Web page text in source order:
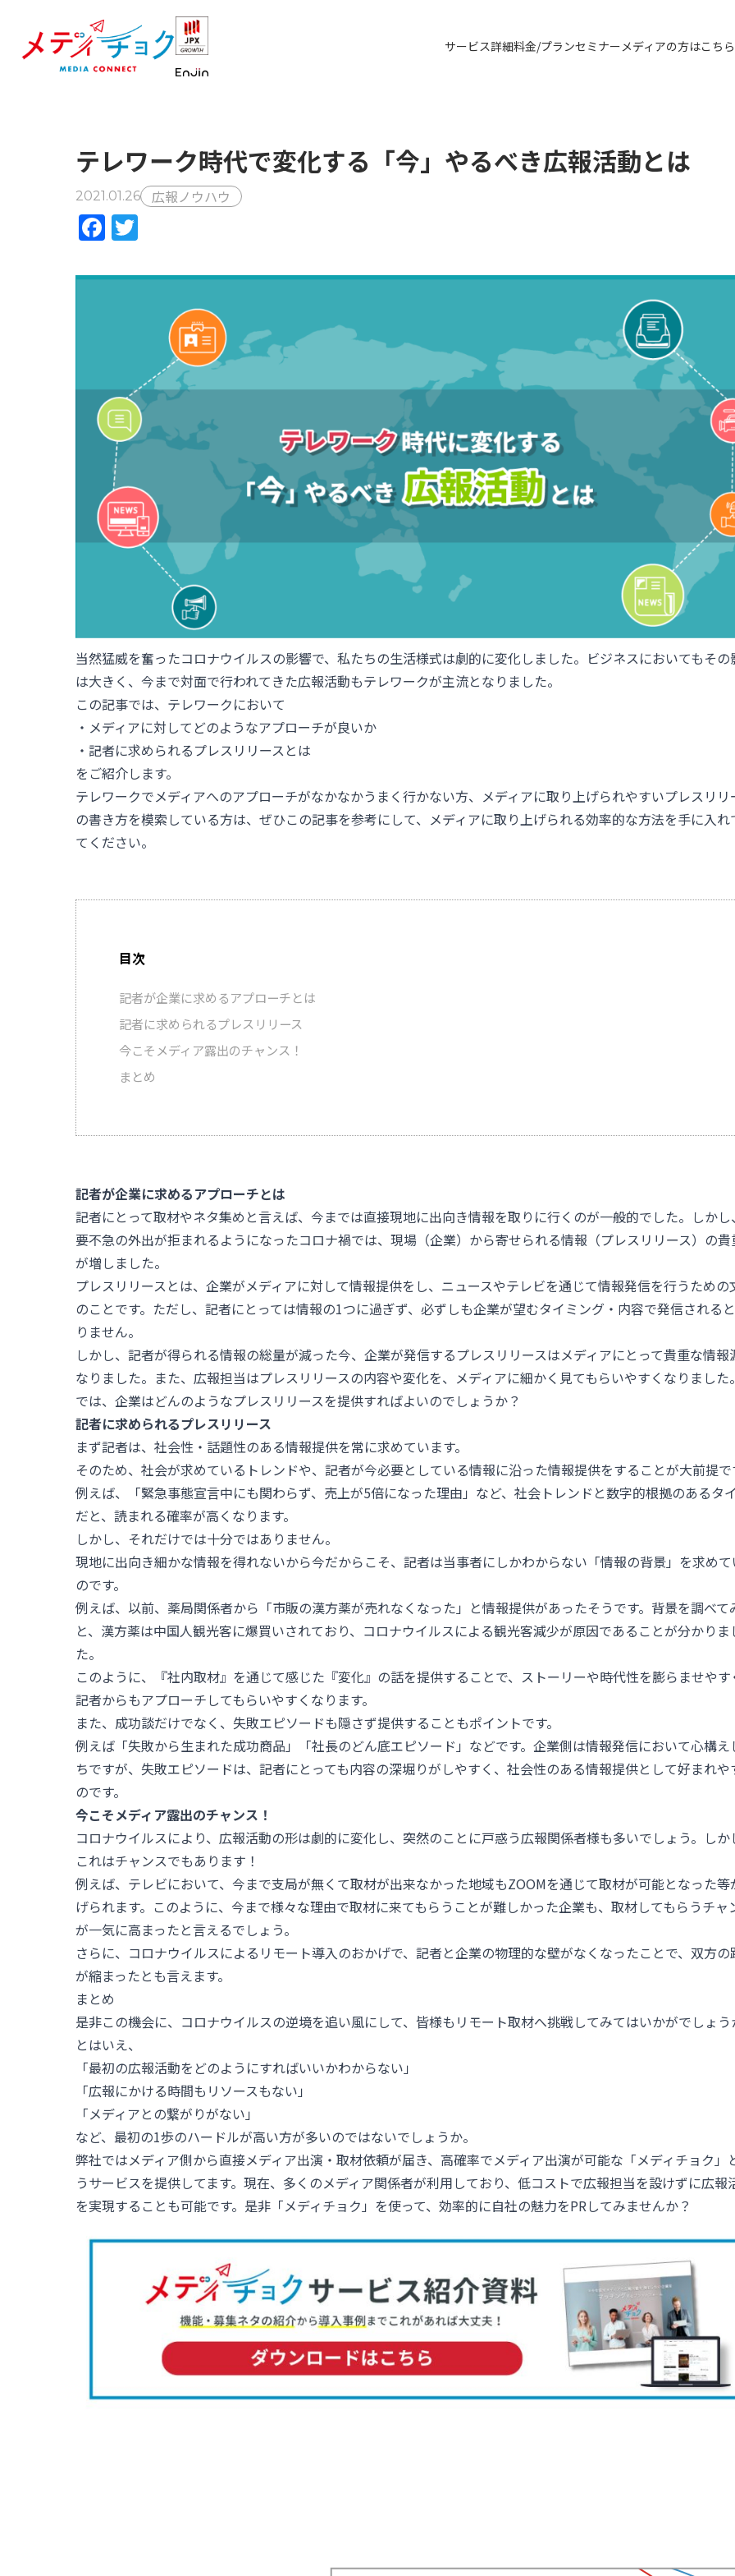
サービス詳細料金/プランセミナーメディアの方はこちら
テレワーク時代で変化する「今」やるべき広報活動とは
2021.01.26 広報ノウハウ
Facebook
当然猛威を奮ったコロナウイルスの影響で、私たちの生活様式は劇的に変化しました。ビジネスにおいてもその
は大きく、今まで対面で行われてきた広報活動もテレワークが主流となりました。
この記事では、テレワークにおいて
・メディアに対してどのようなアプローチが良いか
・記者に求められるプレスリリースとは
をご紹介します。
テレワークでメディアへのアプローチがなかなかうまく行かない方、メディアに取り上げられやすいプレスリリ
の書き方を模索している方は、ぜひこの記事を参考にして、メディアに取り上げられる効率的な方法を手に入れ
てください。
目次
記者が企業に求めるアプローチとは
記者に求められるプレスリリース
今こそメディア露出のチャンス！
まとめ
記者が企業に求めるアプローチとは
記者にとって取材やネタ集めと言えば、今までは直接現地に出向き情報を取りに行くのが一般的でした。しかし
要不急の外出が拒まれるようになったコロナ禍では、現場（企業）から寄せられる情報（プレスリリース）の貴
が増しました。
プレスリリースとは、企業がメディアに対して情報提供をし、ニュースやテレビを通じて情報発信を行うための
のことです。ただし、記者にとっては情報の1つに過ぎず、必ずしも企業が望むタイミング・内容で発信される
りません。
しかし、記者が得られる情報の総量が減った今、企業が発信するプレスリリースはメディアにとって貴重な情報
なりました。また、広報担当はプレスリリースの内容や変化を、メディアに細かく見てもらいやすくなりました。
では、企業はどんのようなプレスリリースを提供すればよいのでしょうか？
記者に求められるプレスリリース
まず記者は、社会性・話題性のある情報提供を常に求めています。
そのため、社会が求めているトレンドや、記者が今必要としている情報に沿った情報提供をすることが大前提で
例えば、「緊急事態宣言中にも関わらず、売上が5倍になった理由」など、社会トレンドと数字的根拠のあるタ
だと、読まれる確率が高くなります。
しかし、それだけでは十分ではありません。
現地に出向き細かな情報を得れないから今だからこそ、記者は当事者にしかわからない「情報の背景」を求めて
のです。
例えば、以前、薬局関係者から「市販の漢方薬が売れなくなった」と情報提供があったそうです。背景を調べて
と、漢方薬は中国人観光客に爆買いされており、コロナウイルスによる観光客減少が原因であることが分かりま
た。
このように、『社内取材』を通じて感じた『変化』の話を提供することで、ストーリーや時代性を膨らませやす
記者からもアプローチしてもらいやすくなります。
また、成功談だけでなく、失敗エピソードも隠さず提供することもポイントです。
例えば「失敗から生まれた成功商品」「社長のどん底エピソード」などです。企業側は情報発信において心構え
ちですが、失敗エピソードは、記者にとっても内容の深堀りがしやすく、社会性のある情報提供として好まれや
のです。
今こそメディア露出のチャンス！
コロナウイルスにより、広報活動の形は劇的に変化し、突然のことに戸惑う広報関係者様も多いでしょう。しか
これはチャンスでもあります！
例えば、テレビにおいて、今まで支局が無くて取材が出来なかった地域もZOOMを通じて取材が可能となった等
げられます。このように、今まで様々な理由で取材に来てもらうことが難しかった企業も、取材してもらうチャ
が一気に高まったと言えるでしょう。
さらに、コロナウイルスによるリモート導入のおかげで、記者と企業の物理的な壁がなくなったことで、双方の
が縮まったとも言えます。
まとめ
是非この機会に、コロナウイルスの逆境を追い風にして、皆様もリモート取材へ挑戦してみてはいかがでしょう
とはいえ、
「最初の広報活動をどのようにすればいいかわからない」
「広報にかける時間もリソースもない」
「メディアとの繋がりがない」
など、最初の1歩のハードルが高い方が多いのではないでしょうか。
弊社ではメディア側から直接メディア出演・取材依頼が届き、高確率でメディア出演が可能な「メディチョク」
うサービスを提供してます。現在、多くのメディア関係者が利用しており、低コストで広報担当を設けずに広報
を実現することも可能です。是非「メディチョク」を使って、効率的に自社の魅力をPRしてみませんか？